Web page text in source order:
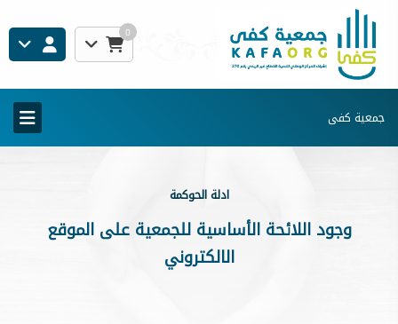
0
جمعية كفى
ادلة الحوكمة
وجود اللائحة الأساسية للجمعية على الموقع
الالكتروني